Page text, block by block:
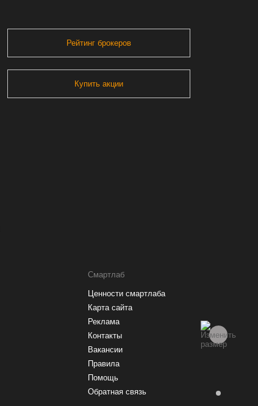
Рейтинг брокеров
Купить акции
Смартлаб
Ценности смартлаба
Карта сайта
Реклама
Контакты
Вакансии
Правила
Помощь
Обратная связь